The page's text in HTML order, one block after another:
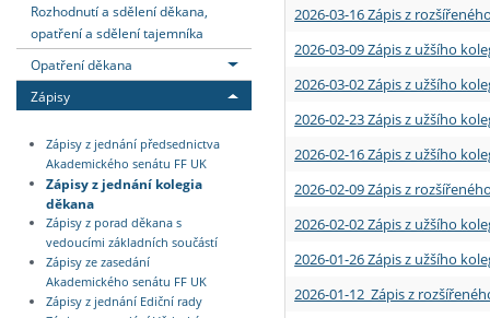
Rozhodnutí a sdělení děkana,
opatření a sdělení tajemníka
Opatření děkana
Zápisy
Zápisy z jednání předsednictva
Akademického senátu FF UK
Zápisy z jednání kolegia
děkana
Zápisy z porad děkana s
vedoucími základních součástí
Zápisy ze zasedání
Akademického senátu FF UK
Zápisy z jednání Ediční rady
2026-03-16 Zápis z
2026-03-09 Zápis z užšího
2026-03-02 Zápis z užšího
2026-02-23 Zápis z užšího
2026-02-16 Zápis z užšího
2026-02-09 Zápis z
2026-02-02 Zápis z užšího
2026-01-26 Zápis z užšího
2026-01-12 Zápis z